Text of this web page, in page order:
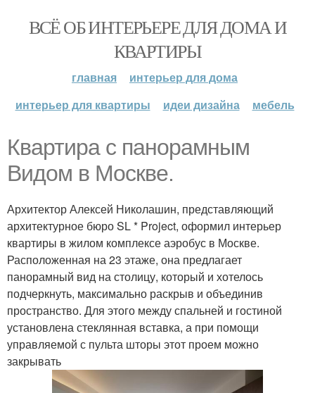
ВСЁ ОБ ИНТЕРЬЕРЕ ДЛЯ ДОМА И
КВАРТИРЫ
главная
интерьер для дома
интерьер для квартиры
идеи дизайна мебель
Квартира с панорамным
Видом в Москве.
Архитектор Алексей Николашин, представляющий
архитектурное бюро SL * Project, оформил интерьер
квартиры в жилом комплексе аэробус в Москве.
Расположенная на 23 этаже, она предлагает
панорамный вид на столицу, который и хотелось
подчеркнуть, максимально раскрыв и объединив
пространство. Для этого между спальней и гостиной
установлена стеклянная вставка, а при помощи
управляемой с пульта шторы этот проем можно
закрывать